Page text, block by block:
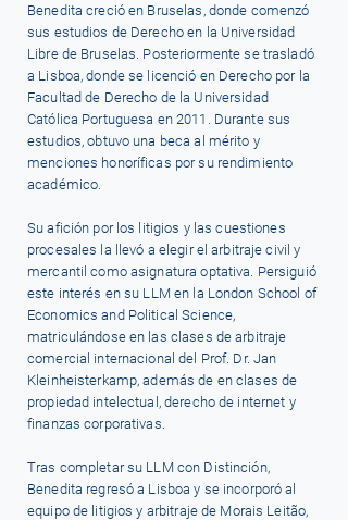
Benedita creció en Bruselas, donde comenzó
sus estudios de Derecho en la Universidad
Libre de Bruselas. Posteriormente se trasladó
a Lisboa, donde se licenció en Derecho por la
Facultad de Derecho de la Universidad
Católica Portuguesa en 2011. Durante sus
estudios, obtuvo una beca al mérito y
menciones honoríficas por su rendimiento
académico.
Su afición por los litigios y las cuestiones
procesales la llevó a elegir el arbitraje civil y
mercantil como asignatura optativa. Persiguió
este interés en su LLM en la London School of
Economics and Political Science,
matriculándose en las clases de arbitraje
comercial internacional del Prof. Dr. Jan
Kleinheisterkamp, además de en clases de
propiedad intelectual, derecho de internet y
finanzas corporativas.
Tras completar su LLM con Distinción,
Benedita regresó a Lisboa y se incorporó al
equipo de litigios y arbitraje de Morais Leitão,